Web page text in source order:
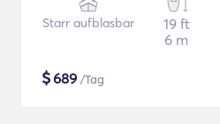
Starr aufblasbar
19 ft
6 m
$689 /Tag